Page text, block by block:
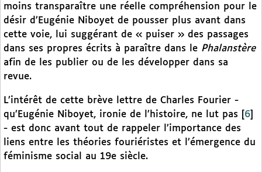
moins transparaître une réelle compréhension pour le
désir d’Eugénie Niboyet de pousser plus avant dans
cette voie, lui suggérant de « puiser » des passages
dans ses propres écrits à paraître dans le Phalanstère
afin de les publier ou de les développer dans sa
revue.
L’intérêt de cette brève lettre de Charles Fourier -
qu’Eugénie Niboyet, ironie de l’histoire, ne lut pas
6
- est donc avant tout de rappeler l’importance des
liens entre les théories fouriéristes et l’émergence du
féminisme social au 19e siècle.